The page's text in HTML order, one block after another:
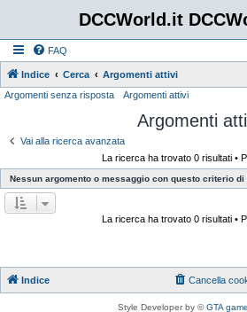
DCCWorld.it
FAQ
Indice Cerca Argomenti attivi
Argomenti senza risposta Argomenti attivi
Argomenti
Vai alla ricerca avanzata
La ricerca ha trovato 0 risultati •
Nessun argomento o messaggio con questo criterio di
La ricerca ha trovato 0 risultati •
Indice Cancella
Style Developer by ©GTA game